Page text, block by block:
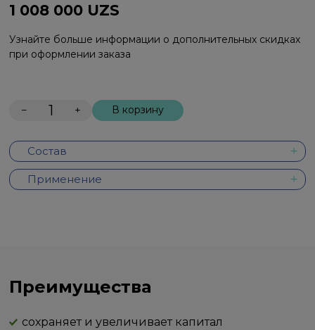
1 008 000 UZS
Узнайте больше информации о дополнительных скидках
при оформлении заказа
− + В корзину
Состав
Применение
Преимущества
сохраняет и увеличивает капитал